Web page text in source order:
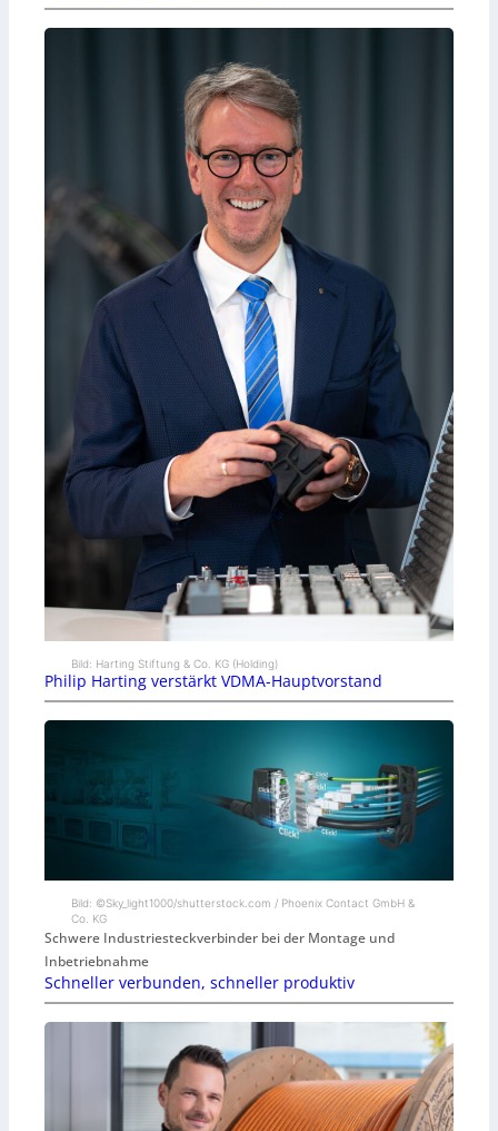
Bild: Harting Stiftung & Co. KG (Holding)
Philip Harting verstärkt VDMA-Hauptvorstand
Bild: ©Sky_light1000/shutterstock.com / Phoenix Contact GmbH &
Co. KG
Schwere Industriesteckverbinder bei der Montage und
Inbetriebnahme
Schneller verbunden, schneller produktiv